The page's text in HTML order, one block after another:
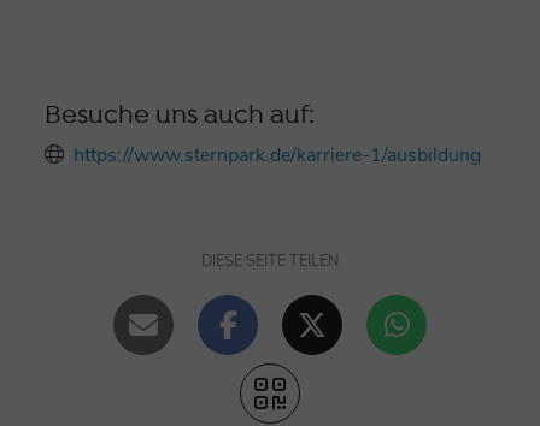
Besuche uns auch auf:
https://www.sternpark.de/karriere-1/ausbildung
DIESE SEITE TEILEN